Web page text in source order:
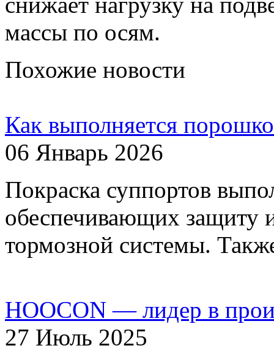
массы по осям.
Похожие новости
Как выполняется
06 Январь 2026
Покраска суппортов
обеспечивающих защиту
тормозной системы.
HOOCON — лидер в
27 Июль 2025